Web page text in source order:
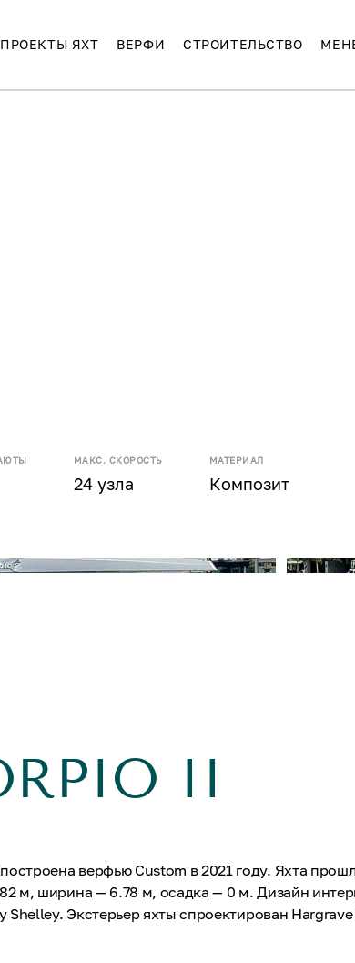
ПРОЕКТЫ ЯХТ ВЕРФИ СТРОИТЕЛЬСТВО
МАКС. СКОРОСТЬ
24 узла
МАТЕРИАЛ
Композит
II
верфью Custom в 2021 году. Яхта
м, ширина — 6.78 м, осадка — 0 м. Дизайн
Shelley. Экстерьер яхты спроектирован